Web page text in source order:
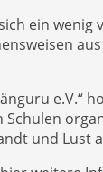
ein
e.V.“
und Lust